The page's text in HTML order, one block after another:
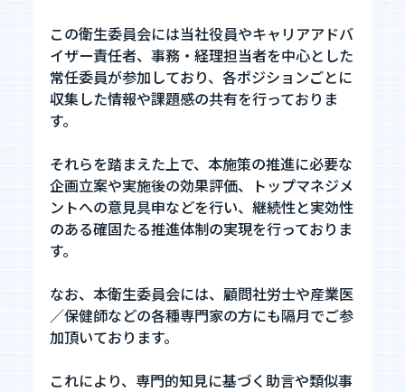
この衛生委員会には当社役員やキャリアアドバ
イザー責任者、事務・経理担当者を中心とした
常任委員が参加しており、各ポジションごとに
収集した情報や課題感の共有を行っておりま
す。
それらを踏まえた上で、本施策の推進に必要な
企画立案や実施後の効果評価、トップマネジメ
ントへの意見具申などを行い、継続性と実効性
のある確固たる推進体制の実現を行っておりま
す。
なお、本衛生委員会には、顧問社労士や産業医
／保健師などの各種専門家の方にも隔月でご参
加頂いております。
これにより、専門的知見に基づく助言や類似事